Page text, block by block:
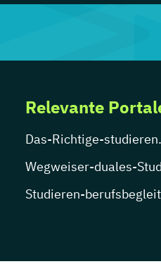
1
Relevante
Das-Richtige-
Wegweiser-duales-
Studieren-